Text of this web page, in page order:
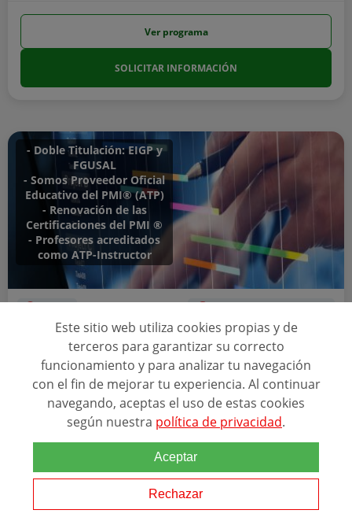
Ver programa
SOLICITAR INFORMACIÓN
- Doble Titulación: EIGP y
FGUSAL
- Somos Proveedor Oficial
Educativo del PMI® (ATP)
- Renovación de las
Certificaciones del PMI ®
- Profesores acreditados
como ATP-Instructor
MÁSTER EN PROJECT MANAGEMENT CON
CERTIFICACIONES OFICIALES
Relacionado con esta temática
conocimientos teóricos necesarios de la gestión de proyectos que
le permitirán planear, dirigir y ejecutar con éxito cualquier tipo de
proyecto, gracias...
Este sitio web utiliza cookies propias y de
terceros para garantizar su correcto
funcionamiento y para analizar tu navegación
con el fin de mejorar tu experiencia. Al continuar
navegando, aceptas el uso de estas cookies
según nuestra política de privacidad.
Aceptar
Rechazar